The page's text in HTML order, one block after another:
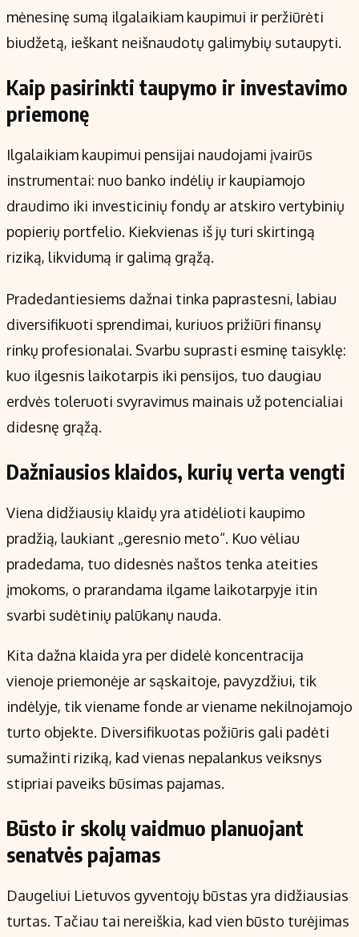
mėnesinę sumą ilgalaikiam kaupimui ir peržiūrėti
biudžetą, ieškant neišnaudotų galimybių sutaupyti.
Kaip pasirinkti taupymo ir investavimo
priemonę
Ilgalaikiam kaupimui pensijai naudojami įvairūs
instrumentai: nuo banko indėlių ir kaupiamojo
draudimo iki investicinių fondų ar atskiro vertybinių
popierių portfelio. Kiekvienas iš jų turi skirtingą
riziką, likvidumą ir galimą grąžą.
Pradedantiesiems dažnai tinka paprastesni, labiau
diversifikuoti sprendimai, kuriuos prižiūri finansų
rinkų profesionalai. Svarbu suprasti esminę taisyklę:
kuo ilgesnis laikotarpis iki pensijos, tuo daugiau
erdvės toleruoti svyravimus mainais už potencialiai
didesnę grąžą.
Dažniausios klaidos, kurių verta vengti
Viena didžiausių klaidų yra atidėlioti kaupimo
pradžią, laukiant „geresnio meto“. Kuo vėliau
pradedama, tuo didesnės naštos tenka ateities
įmokoms, o prarandama ilgame laikotarpyje itin
svarbi sudėtinių palūkanų nauda.
Kita dažna klaida yra per didelė koncentracija
vienoje priemonėje ar sąskaitoje, pavyzdžiui, tik
indėlyje, tik viename fonde ar viename nekilnojamojo
turto objekte. Diversifikuotas požiūris gali padėti
sumažinti riziką, kad vienas nepalankus veiksnys
stipriai paveiks būsimas pajamas.
Būsto ir skolų vaidmuo planuojant
senatvės pajamas
Daugeliui Lietuvos gyventojų būstas yra didžiausias
turtas. Tačiau tai nereiškia, kad vien būsto turėjimas